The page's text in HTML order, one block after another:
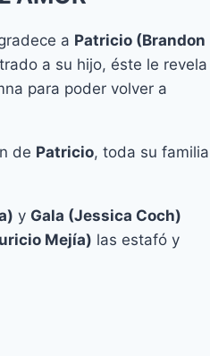
a Patricio (Brandon
a su hijo, éste le revela
para poder volver a
de Patricio, toda su familia
y Gala (Jessica Coch)
Mejía) las estafó y